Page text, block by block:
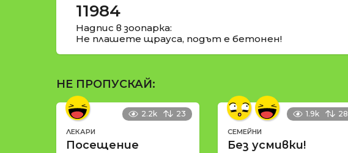
11984
Надпис в зоопарка:
Не плашете щрауса, подът е бетонен!
НЕ ПРОПУСКАЙ:
2.2k 23
ЛЕКАРИ
Посещение
1.9k 28
СЕМЕЙНИ
Без усмивки!